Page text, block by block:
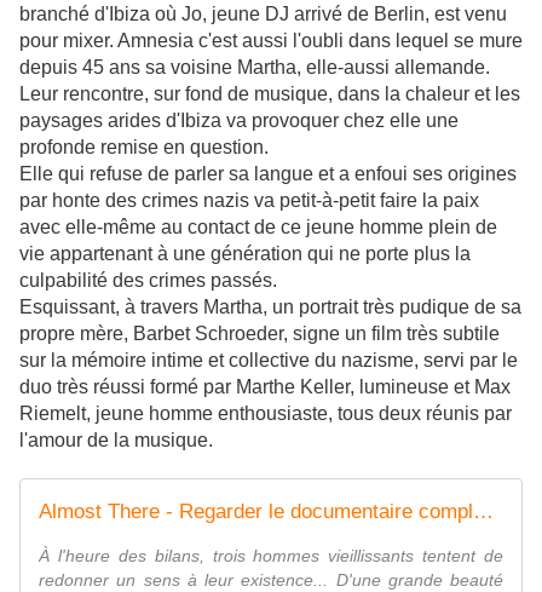
branché d'Ibiza où Jo, jeune DJ arrivé de Berlin, est venu
pour mixer. Amnesia c'est aussi l'oubli dans lequel se mure
depuis 45 ans sa voisine Martha, elle-aussi allemande.
Leur rencontre, sur fond de musique, dans la chaleur et les
paysages arides d'Ibiza va provoquer chez elle une
profonde remise en question.
Elle qui refuse de parler sa langue et a enfoui ses origines
par honte des crimes nazis va petit-à-petit faire la paix
avec elle-même au contact de ce jeune homme plein de
vie appartenant à une génération qui ne porte plus la
culpabilité des crimes passés.
Esquissant, à travers Martha, un portrait très pudique de sa
propre mère, Barbet Schroeder, signe un film très subtile
sur la mémoire intime et collective du nazisme, servi par le
duo très réussi formé par Marthe Keller, lumineuse et Max
Riemelt, jeune homme enthousiaste, tous deux réunis par
l'amour de la musique.
Almost There - Regarder le documentaire complet | ARTE
À l'heure des bilans, trois hommes vieillissants tentent de
redonner un sens à leur existence... D'une grande beauté